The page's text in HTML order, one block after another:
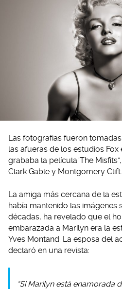
Las fotografías fueron
las afueras de los estudios Fox
grababa la película”The
Clark Gable y Montgomery Clift.
La amiga más cercana de la
había mantenido las imágenes
décadas, ha revelado que el
embarazada a Marilyn era la
Yves Montand. La esposa del
declaró en una revista:
“Si Marilyn está enamorada